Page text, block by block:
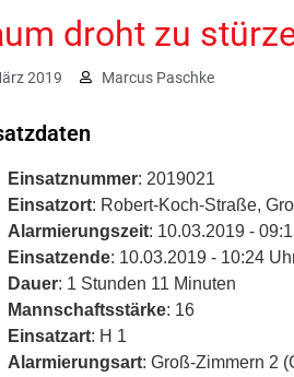
droht zu
2019 Marcus Paschke
Einsatznummer: 2019021
Einsatzort: Robert-Koch-Straße,
Alarmierungszeit: 10.03.2019 -
Einsatzende: 10.03.2019 - 10:24
Dauer: 1 Stunden 11 Minuten
Mannschaftsstärke: 16
Einsatzart: H 1
Alarmierungsart: Groß-Zimmern 2